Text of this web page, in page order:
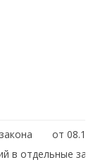
от
в отдельные